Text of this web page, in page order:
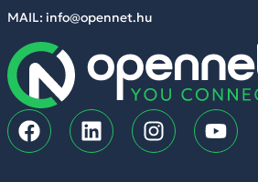
MAIL: info@opennet.hu